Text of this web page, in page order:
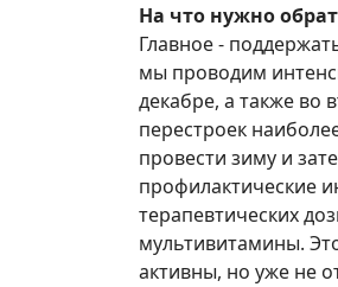
На что нужно
Главное -
мы проводим
декабре, а также во
перестроек
провести зиму и
профилактические
терапевтических
мультивитамины.
активны, но уже не